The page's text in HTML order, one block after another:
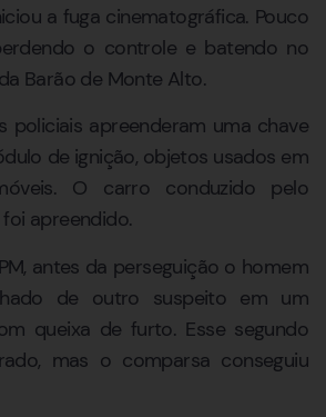
a fuga cinematográfica. Pouco
o controle e batendo no
Barão de Monte Alto.
policiais apreenderam uma chave
de ignição, objetos usados em
O carro conduzido pelo
apreendido.
antes da perseguição o homem
de outro suspeito em um
queixa de furto. Esse segundo
mas o comparsa conseguiu